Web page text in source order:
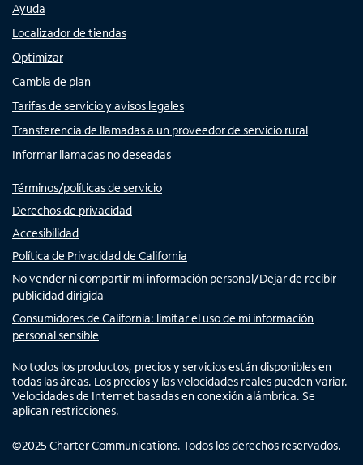
Ayuda
Localizador de tiendas
Optimizar
Cambia de plan
Tarifas de servicio y avisos legales
Transferencia de llamadas a un proveedor de servicio rural
Informar llamadas no deseadas
Términos/políticas de servicio
Derechos de privacidad
Accesibilidad
Política de Privacidad de California
No vender ni compartir mi información personal/Dejar de recibir
publicidad dirigida
Consumidores de California: limitar el uso de mi información
personal sensible
No todos los productos, precios y servicios están disponibles en
todas las áreas. Los precios y las velocidades reales pueden variar.
Velocidades de Internet basadas en conexión alámbrica. Se
aplican restricciones.
©2025 Charter Communications. Todos los derechos reservados.